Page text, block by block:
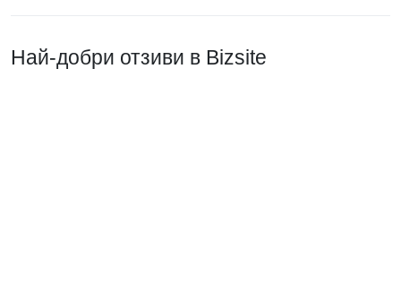
Най-добри отзиви в Bizsite